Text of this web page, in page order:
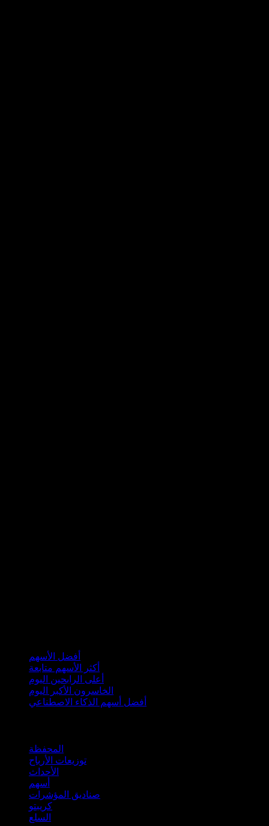
أفضل الأسهم
أكثر الأسهم متابعة
أعلى الرابحين اليوم
الخاسرون الأكبر اليوم
أفضل أسهم الذكاء الاصطناعي
المحفظة
توزيعات الأرباح
الأحداث
أسهم
صناديق المؤشرات
كريبتو
السلع